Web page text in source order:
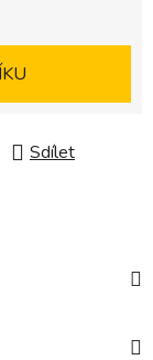
Sdílet